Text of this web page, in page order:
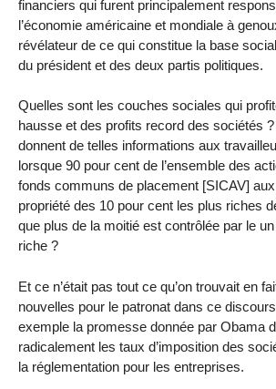
financiers qui furent principalement
l’économie américaine et mondiale à
révélateur de ce qui constitue la base
du président et des deux partis politiques.
Quelles sont les couches sociales qui
hausse et des profits record des sociétés
donnent de telles informations aux
lorsque 90 pour cent de l’ensemble des
fonds communs de placement [SICAV]
propriété des 10 pour cent les plus riches
que plus de la moitié est contrôlée par le
riche ?
Et ce n’était pas tout ce qu’on trouvait en
nouvelles pour le patronat dans ce
exemple la promesse donnée par Obama
radicalement les taux d’imposition des
la réglementation pour les entreprises.